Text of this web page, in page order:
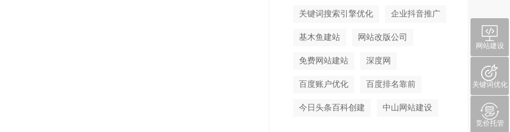
关键词搜索引擎优化 企业抖音推广
基木鱼建站 网站改版公司
免费网站建站 深度网
百度账户优化 百度排名靠前
今日头条百科创建 中山网站建设
网站建设
关键词优化
竞价托管